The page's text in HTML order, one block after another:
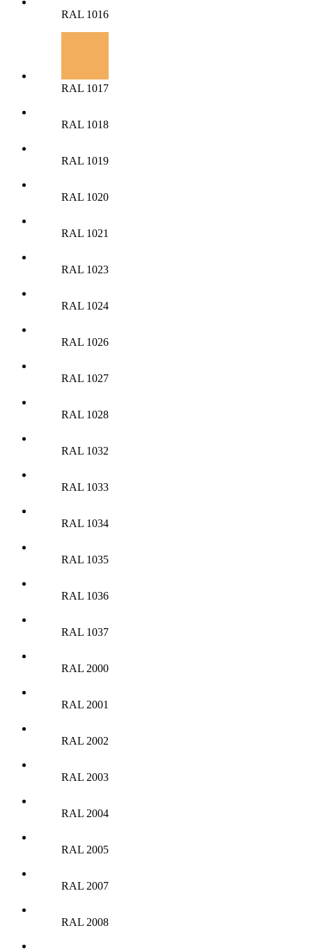
RAL 1016
RAL 1017
RAL 1018
RAL 1019
RAL 1020
RAL 1021
RAL 1023
RAL 1024
RAL 1026
RAL 1027
RAL 1028
RAL 1032
RAL 1033
RAL 1034
RAL 1035
RAL 1036
RAL 1037
RAL 2000
RAL 2001
RAL 2002
RAL 2003
RAL 2004
RAL 2005
RAL 2007
RAL 2008